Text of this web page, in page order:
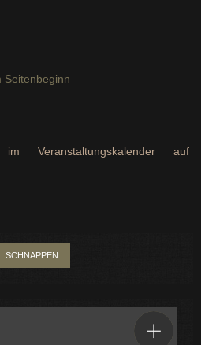
Seitenbeginn
Veranstaltungskalender auf
SCHNAPPEN